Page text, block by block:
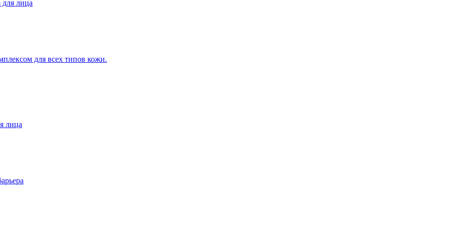
для лица
для всех типов кожи.
лица